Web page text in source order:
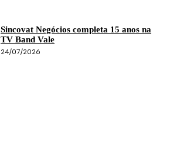
Sincovat Negócios completa 15 anos na
TV Band Vale
24/07/2026